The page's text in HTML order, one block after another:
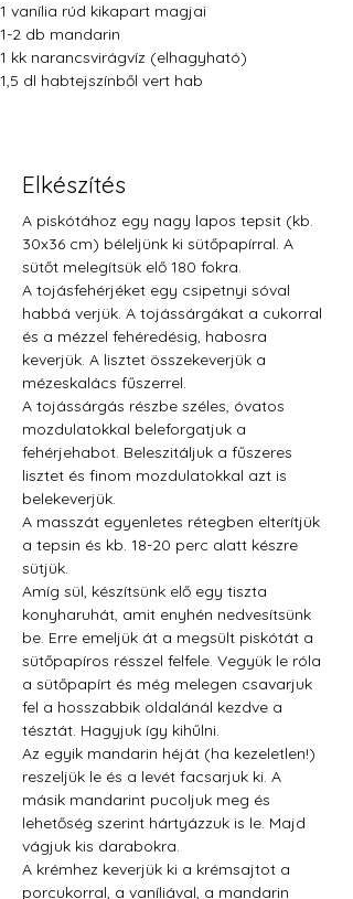
1 vanília rúd kikapart magjai
1-2 db mandarin
1 kk narancsvirágvíz (elhagyható)
1,5 dl habtejszínből vert hab
Elkészítés
A piskótához egy nagy lapos tepsit (kb.
30x36 cm) béleljünk ki sütőpapírral. A
sütőt melegítsük elő 180 fokra.
A tojásfehérjéket egy csipetnyi sóval
habbá verjük. A tojássárgákat a cukorral
és a mézzel fehéredésig, habosra
keverjük. A lisztet összekeverjük a
mézeskalács fűszerrel.
A tojássárgás részbe széles, óvatos
mozdulatokkal beleforgatjuk a
fehérjehabot. Beleszitáljuk a fűszeres
lisztet és finom mozdulatokkal azt is
belekeverjük.
A masszát egyenletes rétegben elterítjük
a tepsin és kb. 18-20 perc alatt készre
sütjük.
Amíg sül, készítsünk elő egy tiszta
konyharuhát, amit enyhén nedvesítsünk
be. Erre emeljük át a megsült piskótát a
sütőpapíros résszel felfele. Vegyük le róla
a sütőpapírt és még melegen csavarjuk
fel a hosszabbik oldalánál kezdve a
tésztát. Hagyjuk így kihűlni.
Az egyik mandarin héját (ha kezeletlen!)
reszeljük le és a levét facsarjuk ki. A
másik mandarint pucoljuk meg és
lehetőség szerint hártyázzuk is le. Majd
vágjuk kis darabokra.
A krémhez keverjük ki a krémsajtot a
porcukorral, a vaníliával, a mandarin